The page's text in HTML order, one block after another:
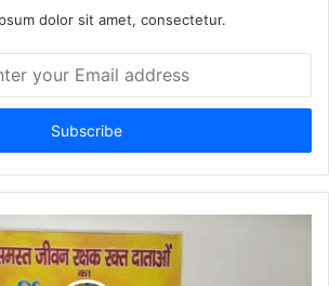
dolor sit amet, consectetur.